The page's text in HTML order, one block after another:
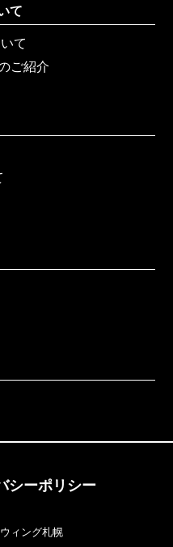
て
て
ご紹介
シーポリシー
ィング札幌